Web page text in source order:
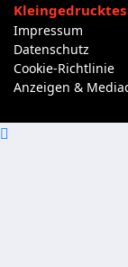
Kleingedrucktes
Impressum
Datenschutz
Cookie-Richtlinie
Anzeigen &